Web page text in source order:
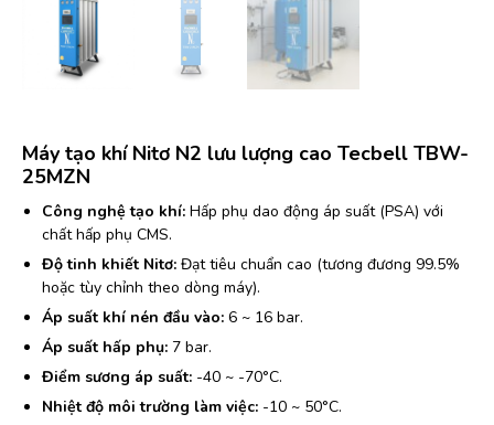
Máy tạo khí Nitơ N2 lưu lượng cao Tecbell TBW-
25MZN
Công nghệ tạo khí: Hấp phụ dao động áp suất (PSA) với
chất hấp phụ CMS.
Độ tinh khiết Nitơ: Đạt tiêu chuẩn cao (tương đương 99.5%
hoặc tùy chỉnh theo dòng máy).
Áp suất khí nén đầu vào: 6 ~ 16 bar.
Áp suất hấp phụ: 7 bar.
Điểm sương áp suất: -40 ~ -70°C.
Nhiệt độ môi trường làm việc: -10 ~ 50°C.